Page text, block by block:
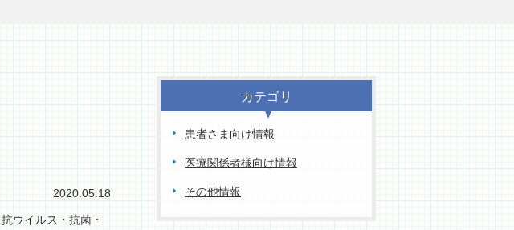
2020.05.18
ウイルス・抗菌・
カテゴリ
患者さま向け情報
医療関係者様向け情報
その他情報